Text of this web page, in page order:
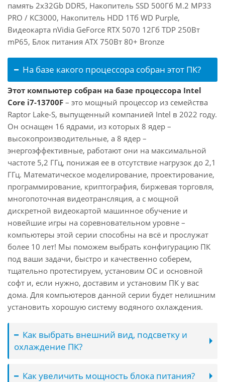
память 2x32Gb DDR5, Накопитель SSD 500Гб M.2 MP33
PRO / KC3000, Накопитель HDD 1Тб WD Purple,
Видеокарта nVidia GeForce RTX 5070 12Гб TDP 250Вт
mP65, Блок питания ATX 750Вт 80+ Bronze
На базе какого процессора собран этот ПК?
Этот компьютер собран на базе процессора Intel
Core i7-13700F – это мощный процессор из семейства
Raptor Lake-S, выпущенный компанией Intel в 2022 году.
Он оснащен 16 ядрами, из которых 8 ядер –
высокопроизводительные, а 8 ядер –
энергоэффективные, работают они на максимальной
частоте 5,2 ГГц, понижая ее в отсутствие нагрузок до 2,1
ГГц. Математическое моделирование, проектирование,
программирование, криптография, биржевая торговля,
многопоточная видеотрансляция, а с мощной
дискретной видеокартой машинное обучение и
новейшие игры на соревновательном уровне –
компьютеры этой серии способны на всё и прослужат
более 10 лет! Мы поможем выбрать конфигурацию ПК
под ваши задачи, быстро и качественно соберем,
тщательно протестируем, установим ОС и основной
софт и, если нужно, доставим и установим ПК у вас
дома. Для компьютеров данной серии будет нелишним
установить хорошую систему водяного охлаждения.
Как выбрать внешний вид, подсветку и
охлаждение ПК?
Как увеличить мощность блока питания?